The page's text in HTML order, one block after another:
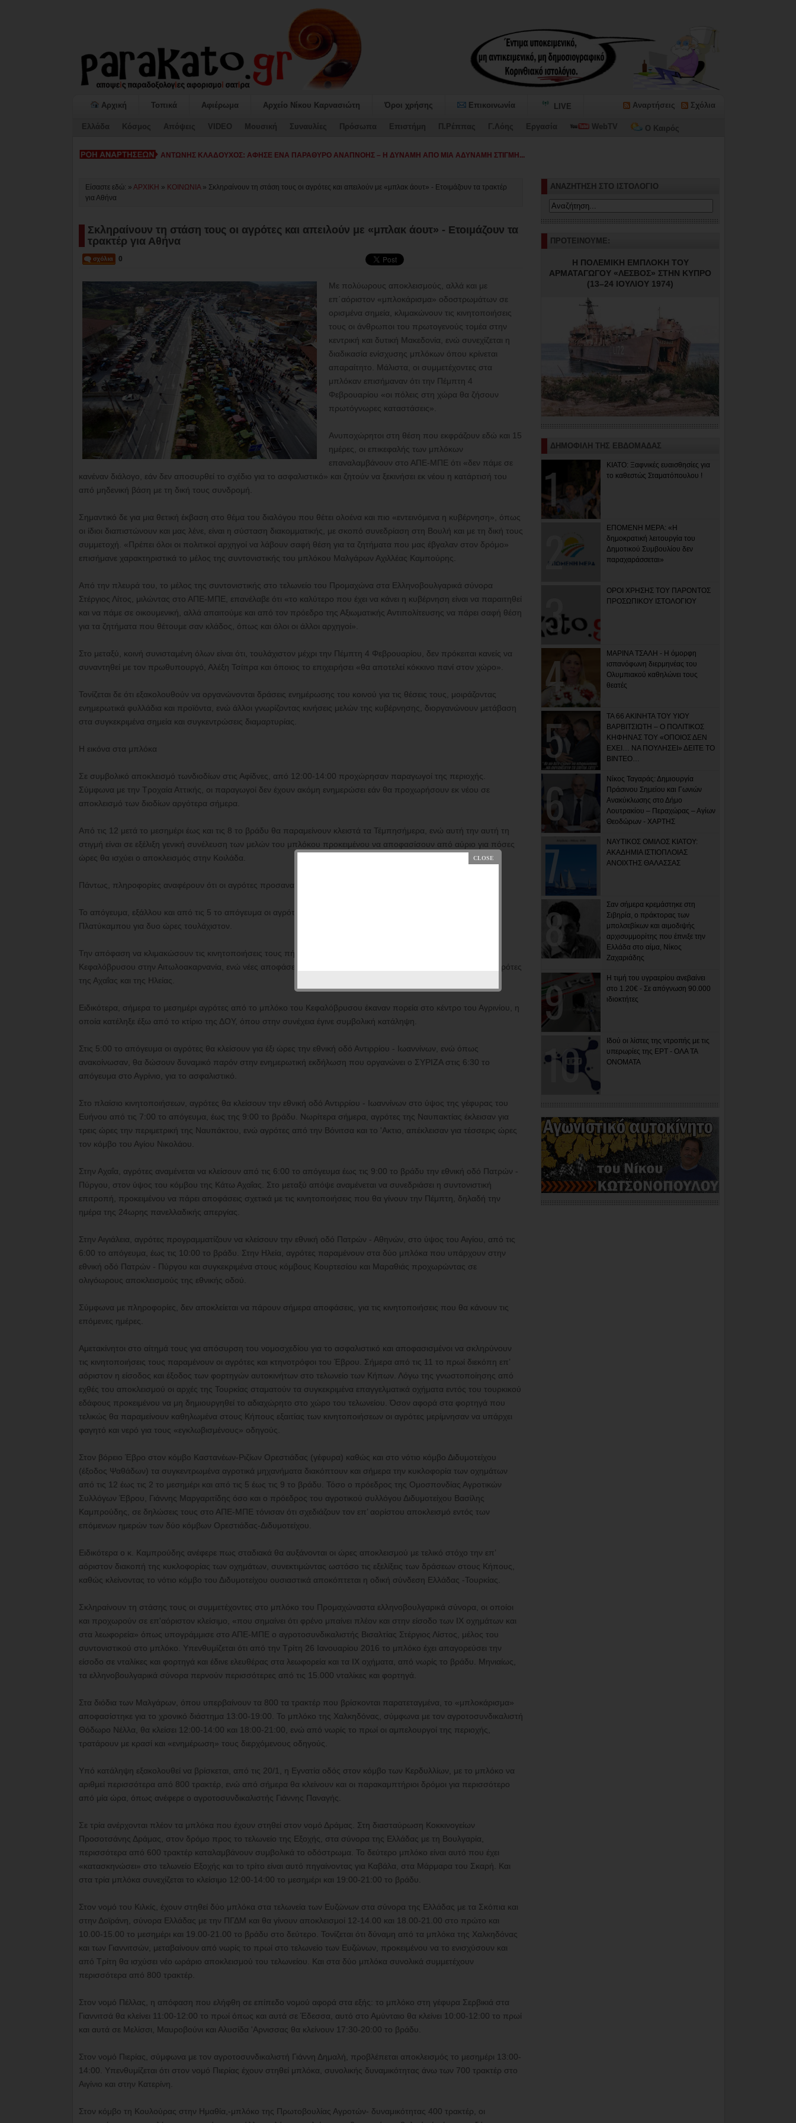
Αρχική Τοπικά Αφιέρωμα Αρχείο Νίκου Καρνασιώτη Όροι χρήσης Επικοινωνία LIVE Αναρτήσεις Σχόλια
Ελλάδα Κόσμος Απόψεις VIDEO Μουσική Συναυλίες Πρόσωπα Επιστήμη Π.Ρέππας Γ.Λόης Εργασία WebTV Ο Καιρός
ΚΙΑΤΟ: Η «ΕΠΟΜΕΝΗ ΜΕΡΑ» καταψήφισε τον Προϋπο-
Είσαστε εδώ: » ΑΡΧΙΚΗ » ΚΟΙΝΩΝΙΑ» Σκληραίνουν τη στάση τους οι αγρότες και απειλούν με «μπλακ άουτ» - Ετοιμάζουν τα τρακτέρ
για Αθήνα
Σκληραίνουν τη στάση τους οι αγρότες και απειλούν με «μπλακ άουτ» - Ετοιμάζουν τα
τρακτέρ για Αθήνα
0
Με πολύωρους αποκλεισμούς, αλλά και με
επ΄αόριστον «μπλοκάρισμα» οδοστρωμάτων σε
ορισμένα σημεία, κλιμακώνουν τις κινητοποιήσεις
τους οι άνθρωποι του πρωτογενούς τομέα στην
κεντρική και δυτική Μακεδονία, ενώ συνεχίζεται η
διαδικασία ενίσχυσης μπλόκων όπου κρίνεται
απαραίτητο. Μάλιστα, οι συμμετέχοντες στα
μπλόκαν επισήμαναν ότι την Πέμπτη 4
Φεβρουαρίου «οι πόλεις στη χώρα θα ζήσουν
πρωτόγνωρες καταστάσεις».
Ανυποχώρητοι στη θέση που εκφράζουν εδώ και 15
ημέρες, οι επικεφαλής των μπλόκων
επαναλαμβάνουν στο ΑΠΕ-ΜΠΕ ότι «δεν πάμε σε
κανέναν διάλογο, εάν δεν αποσυρθεί το σχέδιο για το ασφαλιστικό» και ζητούν να ξεκινήσει εκ νέου η κατάρτισή του
από μηδενική βάση με τη δική τους συνδρομή.
Σημαντικό δε για μια θετική έκβαση στο θέμα του διαλόγου που θέτει ολοένα και πιο «εντεινόμενα η κυβέρνηση», όπως
οι ίδιοι διαπιστώνουν και μας λένε, είναι η σύσταση διακομματικής, με σκοπό συνεδρίαση στη Βουλή και με τη δική τους
συμμετοχή. «Πρέπει όλοι οι πολιτικοί αρχηγοί να λάβουν σαφή θέση για τα ζητήματα που μας έβγαλαν στον δρόμο»
επισήμανε χαρακτηριστικά το μέλος της συντονιστικής του μπλόκου Μαλγάρων Αχιλλέας Καμπούρης.
Από την πλευρά του, το μέλος της συντονιστικής στο τελωνείο του Προμαχώνα στα Ελληνοβουλγαρικά σύνορα
Στέργιος Λίτος, μιλώντας στο ΑΠΕ-ΜΠΕ, επανέλαβε ότι «το καλύτερο που έχει να κάνει η κυβέρνηση είναι να παραιτηθεί
και να πάμε σε οικουμενική, αλλά απαιτούμε και από τον πρόεδρο της Αξιωματικής Αντιπολίτευσης να πάρει σαφή θέση
για τα ζητήματα που θέτουμε σαν κλάδος, όπως και όλοι οι άλλοι αρχηγοί».
Στο μεταξύ, κοινή συνισταμένη όλων είναι ότι, τουλάχιστον μέχρι την Πέμπτη 4 Φεβρουαρίου, δεν πρόκειται κανείς να
συναντηθεί με τον πρωθυπουργό, Αλέξη Τσίπρα και όποιος το επιχειρήσει «θα αποτελεί κόκκινο πανί στον χώρο».
Τονίζεται δε ότι εξακολουθούν να οργανώνονται δράσεις ενημέρωσης του κοινού για τις θέσεις τους, μοιράζοντας
ενημερωτικά φυλλάδια και προϊόντα, ενώ άλλοι γνωρίζοντας κινήσεις μελών της κυβέρνησης, διοργανώνουν μετάβαση
στα συγκεκριμένα σημεία και συγκεντρώσεις διαμαρτυρίας.
Η εικόνα στα μπλόκα
Σε συμβολικό αποκλεισμό τωνδιοδίων στις Αφίδνες, από 12:00-14:00 προχώρησαν παραγωγοί της περιοχής.
Σύμφωνα με την Τροχαία Αττικής, οι παραγωγοί δεν έχουν ακόμη ενημερώσει εάν θα προχωρήσουν εκ νέου σε
αποκλεισμό των διοδίων αργότερα σήμερα.
Από τις 12 μετά το μεσημέρι έως και τις 8 το βράδυ θα παραμείνουν κλειστά τα Τέμπησήμερα, ενώ αυτή την αυτή τη
στιγμή είναι σε εξέλιξη γενική συνέλευση των μελών του μπλόκου προκειμένου να αποφασίσουν από αύριο για πόσες
ώρες θα ισχύει ο αποκλεισμός στην Κοιλάδα.
Πάντως, πληροφορίες αναφέρουν ότι οι αγρότες προσανατολίζονται σε 12ωρο.
Το απόγευμα, εξάλλου και από τις 5 το απόγευμα οι αγρότες του μπλόκου της Νίκαιας θα αποκλείουν τον κόμβο
Πλατύκαμπου για δυο ώρες τουλάχιστον.
Την απόφαση να κλιμακώσουν τις κινητοποιήσεις τους πήραν οι αγρότες που βρίσκονται στο μπλόκο του
Κεφαλόβρυσου στην Αιτωλοακαρνανία, ενώ νέες αποφάσεις αναμένεται να πάρουν, σύμφωνα με πληροφορίες, αγρότες
της Αχαΐας και της Ηλείας.
Ειδικότερα, σήμερα το μεσημέρι αγρότες από το μπλόκο του Κεφαλόβρυσου έκαναν πορεία στο κέντρο του Αγρινίου, η
οποία κατέληξε έξω από το κτίριο της ΔΟΥ, όπου στην συνέχεια έγινε συμβολική κατάληψη.
Στις 5:00 το απόγευμα οι αγρότες θα κλείσουν για έξι ώρες την εθνική οδό Αντιρρίου - Ιωαννίνων, ενώ όπως
ανακοίνωσαν, θα δώσουν δυναμικό παρόν στην ενημερωτική εκδήλωση που οργανώνει ο ΣΥΡΙΖΑ στις 6:30 το
απόγευμα στο Αγρίνιο, για το ασφαλιστικό.
Στο πλαίσιο κινητοποιήσεων, αγρότες θα κλείσουν την εθνική οδό Αντιρρίου - Ιωαννίνων στο ύψος της γέφυρας του
Ευήνου από τις 7:00 το απόγευμα, έως της 9:00 το βράδυ. Νωρίτερα σήμερα, αγρότες της Ναυπακτίας έκλεισαν για
τρεις ώρες την περιμετρική της Ναυπάκτου, ενώ αγρότες από την Βόνιτσα και το 'Ακτιο, απέκλεισαν για τέσσερις ώρες
τον κόμβο του Αγίου Νικολάου.
Στην Αχαΐα, αγρότες αναμένεται να κλείσουν από τις 6:00 το απόγευμα έως τις 9:00 το βράδυ την εθνική οδό Πατρών -
Πύργου, στον ύψος του κόμβου της Κάτω Αχαΐας. Στο μεταξύ απόψε αναμένεται να συνεδριάσει η συντονιστική
επιτροπή, προκειμένου να πάρει αποφάσεις σχετικά με τις κινητοποιήσεις που θα γίνουν την Πέμπτη, δηλαδή την
ημέρα της 24ωρης πανελλαδικής απεργίας.
Στην Αιγιάλεια, αγρότες προγραμματίζουν να κλείσουν την εθνική οδό Πατρών - Αθηνών, στο ύψος του Αιγίου, από τις
6:00 το απόγευμα, έως τις 10:00 το βράδυ. Στην Ηλεία, αγρότες παραμένουν στα δύο μπλόκα που υπάρχουν στην
εθνική οδό Πατρών - Πύργου και συγκεκριμένα στους κόμβους Κουρτεσίου και Μαραθιάς προχωρώντας σε
ολιγόωρους αποκλεισμούς της εθνικής οδού.
Σύμφωνα με πληροφορίες, δεν αποκλείεται να πάρουν σήμερα αποφάσεις, για τις κινητοποιήσεις που θα κάνουν τις
επόμενες ημέρες.
Αμετακίνητοι στο αίτημά τους για απόσυρση του νομοσχεδίου για το ασφαλιστικό και αποφασισμένοι να σκληρύνουν
τις κινητοποιήσεις τους παραμένουν οι αγρότες και κτηνοτρόφοι του Έβρου. Σήμερα από τις 11 το πρωί διεκόπη επ’
αόριστον η είσοδος και έξοδος των φορτηγών αυτοκινήτων στο τελωνείο των Κήπων. Λόγω της γνωστοποίησης από
εχθές του αποκλεισμού οι αρχές της Τουρκίας σταματούν τα συγκεκριμένα επαγγελματικά οχήματα εντός του τουρκικού
εδάφους προκειμένου να μη δημιουργηθεί το αδιαχώρητο στο χώρο του τελωνείου. Όσον αφορά στα φορτηγά που
τελικώς θα παραμείνουν καθηλωμένα στους Κήπους εξαιτίας των κινητοποιήσεων οι αγρότες μερίμνησαν να υπάρχει
φαγητό και νερό για τους «εγκλωβισμένους» οδηγούς.
Στον βόρειο Έβρο στον κόμβο Καστανέων-Ριζίων Ορεστιάδας (γέφυρα) καθώς και στο νότιο κόμβο Διδυμοτείχου
(έξοδος Ψαθάδων) τα συγκεντρωμένα αγροτικά μηχανήματα διακόπτουν και σήμερα την κυκλοφορία των οχημάτων
από τις 12 έως τις 2 το μεσημέρι και από τις 5 έως τις 9 το βράδυ. Τόσο ο πρόεδρος της Ομοσπονδίας Αγροτικών
Συλλόγων Έβρου, Γιάννης Μαργαριτίδης όσο και ο πρόεδρος του αγροτικού συλλόγου Διδυμοτείχου Βασίλης
Καμπρούδης, σε δηλώσεις τους στο ΑΠΕ-ΜΠΕ τόνισαν ότι σχεδιάζουν τον επ’ αορίστου αποκλεισμό εντός των
επόμενων ημερών των δύο κόμβων Ορεστιάδας-Διδυμοτείχου.
Ειδικότερα ο κ. Καμπρούδης ανέφερε πως σταδιακά θα αυξάνονται οι ώρες αποκλεισμού με τελικό στόχο την επ’
αόριστον διακοπή της κυκλοφορίας των οχημάτων, συνεκτιμώντας ωστόσο τις εξελίξεις των δράσεων στους Κήπους,
καθώς κλείνοντας το νότιο κόμβο του Διδυμοτείχου ουσιαστικά αποκόπτεται η οδική σύνδεση Ελλάδας -Τουρκίας.
Σκληραίνουν τη στάσης τους οι συμμετέχοντες στο μπλόκο του Προμαχώναστα ελληνοβουλγαρικά σύνορα, οι οποίοι
και προχωρούν σε επ'αόριστον κλείσιμο, «που σημαίνει ότι φρένο μπαίνει πλέον και στην είσοδο των ΙΧ οχημάτων και
στα λεωφορεία» όπως υπογράμμισε στο ΑΠΕ-ΜΠΕ ο αγροτοσυνδικαλιστής Βισαλτίας Στέργιος Λίστος, μέλος του
συντονιστικού στο μπλόκο. Υπενθυμίζεται ότι από την Τρίτη 26 Ιανουαρίου 2016 το μπλόκο έχει απαγορεύσει την
είσοδο σε νταλίκες και φορτηγά και έδινε ελευθέρας στα λεωφορεία και τα ΙΧ οχήματα, από νωρίς το βράδυ. Μηνιαίως,
τα ελληνοβουλγαρικά σύνορα περνούν περισσότερες από τις 15.000 νταλίκες και φορτηγά.
Στα διόδια των Μαλγάρων, όπου υπερβαίνουν τα 800 τα τρακτέρ που βρίσκονται παρατεταγμένα, το «μπλοκάρισμα»
αποφασίστηκε για το χρονικό διάστημα 13:00-19:00. Το μπλόκο της Χαλκηδόνας, σύμφωνα με τον αγροτοσυνδικαλιστή
Θόδωρο Νέλλα, θα κλείσει 12:00-14:00 και 18:00-21:00, ενώ από νωρίς το πρωί οι αμπελουργοί της περιοχής,
τρατάρουν με κρασί και «ενημέρωση» τους διερχόμενους οδηγούς.
Υπό κατάληψη εξακολουθεί να βρίσκεται, από τις 20/1, η Εγνατία οδός στον κόμβο των Κερδυλλίων, με το μπλόκο να
αριθμεί περισσότερα από 800 τρακτέρ, ενώ από σήμερα θα κλείνουν και οι παρακαμπτήριοι δρόμοι για περισσότερο
από μία ώρα, όπως ανέφερε ο αγροτοσυνδικαλιστής Γιάννης Παναγής.
Σε τρία ανέρχονται πλέον τα μπλόκα που έχουν στηθεί στον νομό Δράμας. Στη διασταύρωση Κοκκινογείων
Προσοτσάνης Δράμας, στον δρόμο προς το τελωνείο της Εξοχής, στα σύνορα της Ελλάδας με τη Βουλγαρία,
περισσότερα από 600 τρακτέρ καταλαμβάνουν συμβολικά το οδόστρωμα. Το δεύτερο μπλόκο είναι αυτό που έχει
«κατασκηνώσει» στο τελωνείο Εξοχής και το τρίτο είναι αυτό πηγαίνοντας για Καβάλα, στα Μάρμαρα του Σκαρή. Και
στα τρία μπλόκα συνεχίζεται το κλείσιμο 12:00-14:00 το μεσημέρι και 19:00-21:00 το βράδυ.
Στον νομό του Κιλκίς, έχουν στηθεί δύο μπλόκα στα τελωνεία των Ευζώνων στα σύνορα της Ελλάδας με τα Σκόπια και
στην Δοϊράνη, σύνορα Ελλάδας με την ΠΓΔΜ και θα γίνουν αποκλεισμοί 12-14.00 και 18.00-21.00 στο πρώτο και
10.00-15.00 το μεσημέρι και 19.00-21.00 το βράδυ στο δεύτερο. Τονίζεται ότι δύναμη από τα μπλόκα της Χαλκηδόνας
και των Γιαννιτσών, μεταβαίνουν από νωρίς το πρωί στο τελωνείο των Ευζώνων, προκειμένου να το ενισχύσουν και
από Τρίτη θα ισχύσει νέο ωράριο αποκλεισμού του τελωνείου. Και στα δύο μπλόκα συνολικά συμμετέχουν
περισσότερα από 800 τρακτέρ.
Στον νομό Πέλλας, η απόφαση που ελήφθη σε επίπεδο νομού αφορά στα εξής: το μπλόκο στη γέφυρα Σερβικιά στα
Γιαννιτσά θα κλείνει 11:00-12:00 το πρωί όπως και αυτά σε Έδεσσα, αυτό στο Αμύνταιο θα κλείνει 10:00-12:00 το πρωί
και αυτά σε Μελίσσι, Μαυροβούνι και Αλυσίδα 'Αρνισσας θα κλείνουν 17:30-20:00 το βράδυ.
Στον νομό Πιερίας, σύμφωνα με τον αγροτοσυνδικαλιστή Γιάννη Δημαλή, προβλέπεται αποκλεισμός το μεσημέρι 13:00-
14:00. Υπενθυμίζεται ότι στον νομό Πιερίας έχουν στηθεί μπλόκα, συνολικής δυναμικότητας άνω των 700 τρακτέρ στο
Αιγίνιο και στην Κατερίνη.
Στον κόμβο τη Κουλούρας στην Ημαθία,-μπλόκο της Πρωτοβουλίας Αγροτών- δυναμικότητας 400 τρακτέρ, οι
ΑΝΑΖΗΤΗΣΗ ΣΤΟ ΙΣΤΟΛΟΓΙΟ
ΠΡΟΤΕΙΝΟΥΜΕ:
Η ΠΟΛΕΜΙΚΗ ΕΜΠΛΟΚΗ ΤΟΥ
ΑΡΜΑΤΑΓΩΓΟΥ «ΛΕΣΒΟΣ» ΣΤΗΝ ΚΥΠΡΟ
(13–24 ΙΟΥΛΙΟΥ 1974)
ΔΗΜΟΦΙΛΗ ΤΗΣ ΕΒΔΟΜΑΔΑΣ
ΚΙΑΤΟ: Ξαφνικές ευαισθησίες για
το καθεστώς Σταματόπουλου !
ΕΠΟΜΕΝΗ ΜΕΡΑ: «Η
δημοκρατική λειτουργία του
Δημοτικού Συμβουλίου δεν
παραχαράσσεται»
ΟΡΟΙ ΧΡΗΣΗΣ ΤΟΥ ΠΑΡΟΝΤΟΣ
ΠΡΟΣΩΠΙΚΟΥ ΙΣΤΟΛΟΓΙΟΥ
ΜΑΡΙΝΑ ΤΣΑΛΗ - Η όμορφη
ισπανόφωνη διερμηνέας του
Ολυμπιακού καθηλώνει τους
θεατές
ΤΑ 66 ΑΚΙΝΗΤΑ ΤΟΥ ΥΙΟΥ
ΒΑΡΒΙΤΣΙΩΤΗ – Ο ΠΟΛΙΤΙΚΟΣ
ΚΗΦΗΝΑΣ ΤΟΥ «ΟΠΟΙΟΣ ΔΕΝ
ΕΧΕΙ… ΝΑ ΠΟΥΛΗΣΕΙ» ΔΕΙΤΕ ΤΟ
ΒΙΝΤΕΟ…
Νίκος Ταγαράς: Δημιουργία
Πράσινου Σημείου και Γωνιών
Ανακύκλωσης στο Δήμο
Λουτρακίου – Περαχώρας – Αγίων
Θεοδώρων - ΧΑΡΤΗΣ
ΝΑΥΤΙΚΟΣ ΟΜΙΛΟΣ ΚΙΑΤΟΥ:
ΑΚΑΔΗΜΙΑ ΙΣΤΙΟΠΛΟΙΑΣ
ΑΝΟΙΧΤΗΣ ΘΑΛΑΣΣΑΣ
Σαν σήμερα κρεμάστηκε στη
Σιβηρία, ο πράκτορας των
μπολσεβίκων και αιμοδιψής
αρχισυμμορίτης που έπνιξε την
Ελλάδα στο αίμα, Νίκος
Ζαχαριάδης
Η τιμή του υγραερίου ανεβαίνει
στο 1.20€ - Σε απόγνωση 90.000
ιδιοκτήτες
Ιδού οι λίστες της ντροπής με τις
υπερωρίες της ΕΡΤ - ΟΛΑ ΤΑ
ΟΝΟΜΑΤΑ